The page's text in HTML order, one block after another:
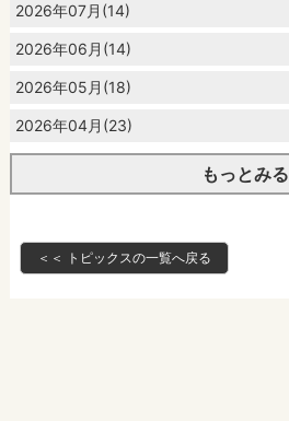
2026年07月(14)
2026年06月(14)
2026年05月(18)
2026年04月(23)
もっとみる
＜＜ トピックスの一覧へ戻る